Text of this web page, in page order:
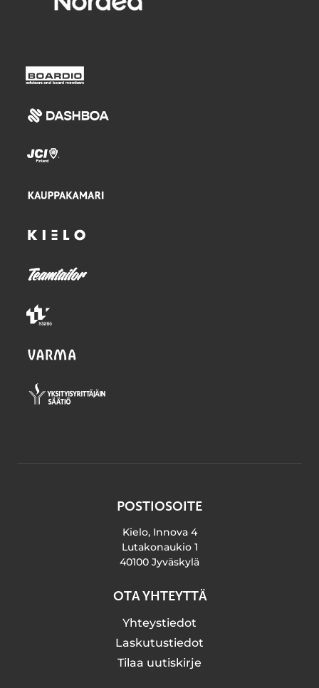
POSTIOSOITE
Kielo, Innova 4
Lutakonaukio 1
40100 Jyväskylä
OTA YHTEYTTÄ
Yhteystiedot
Laskutustiedot
Tilaa uutiskirje